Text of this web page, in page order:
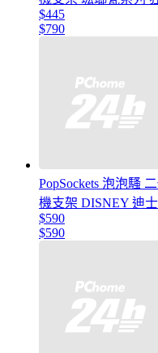
$445
$790
PopSockets 泡泡騷
機支架 DISNEY 迪
$590
$590